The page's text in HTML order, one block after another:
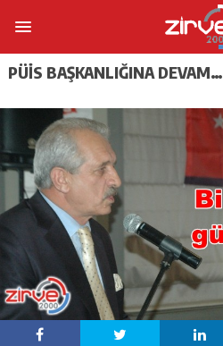
PÜİS BAŞKANLIĞINA DEVAM…